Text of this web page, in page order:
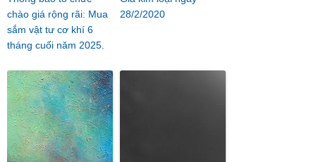
chào giá rộng rãi: Mua
sắm vật tư cơ khí 6
tháng cuối năm 2025.
28/2/2020